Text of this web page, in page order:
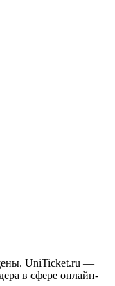
UniTicket.ru —
в сфере онлайн-